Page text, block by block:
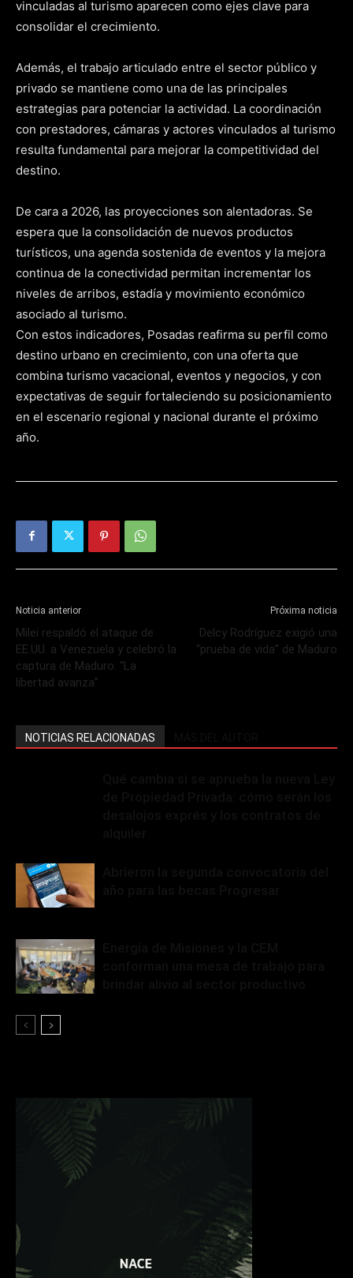
vinculadas al turismo aparecen como ejes clave para
consolidar el crecimiento.
Además, el trabajo articulado entre el sector público y
privado se mantiene como una de las principales
estrategias para potenciar la actividad. La coordinación
con prestadores, cámaras y actores vinculados al turismo
resulta fundamental para mejorar la competitividad del
destino.
De cara a 2026, las proyecciones son alentadoras. Se
espera que la consolidación de nuevos productos
turísticos, una agenda sostenida de eventos y la mejora
continua de la conectividad permitan incrementar los
niveles de arribos, estadía y movimiento económico
asociado al turismo.
Con estos indicadores, Posadas reafirma su perfil como
destino urbano en crecimiento, con una oferta que
combina turismo vacacional, eventos y negocios, y con
expectativas de seguir fortaleciendo su posicionamiento
en el escenario regional y nacional durante el próximo
año.
Noticia anterior
Milei respaldó el ataque de
EE.UU. a Venezuela y celebró la
captura de Maduro: “La
libertad avanza”
Próxima noticia
Delcy Rodríguez exigió una
“prueba de vida” de Maduro
NOTICIAS RELACIONADAS